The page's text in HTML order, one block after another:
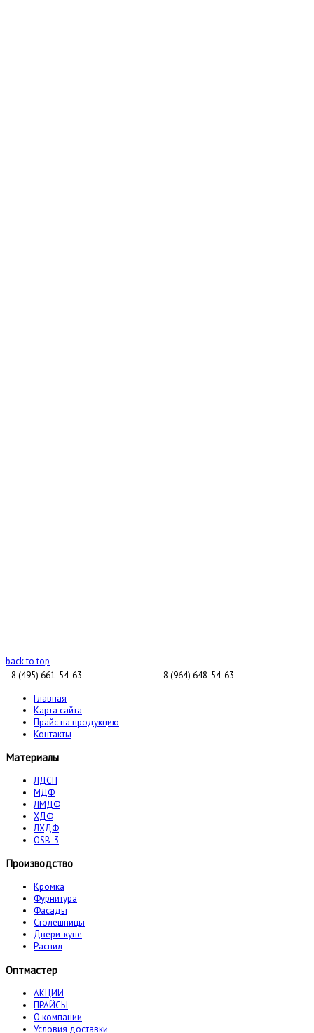
back to top
8 (495) 661-54-63
8 (964) 648-54-63
Главная
Карта сайта
Прайс на продукцию
Контакты
Материалы
ЛДСП
МДФ
ЛМДФ
ХДФ
ЛХДФ
OSB-3
Производство
Кромка
Фурнитура
Фасады
Столешницы
Двери-купе
Распил
Оптмастер
АКЦИИ
ПРАЙСЫ
О компании
Условия доставки